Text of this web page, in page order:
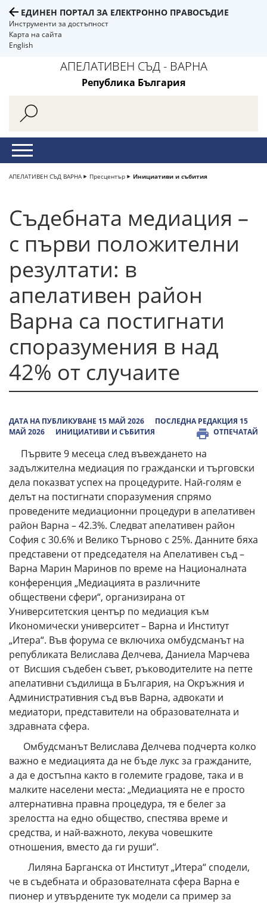
ЕДИНЕН ПОРТАЛ ЗА ЕЛЕКТРОННО ПРАВОСЪДИЕ
Инструменти за достъпност
Карта на сайта
English
АПЕЛАТИВЕН СЪД - ВАРНА
Република България
АПЕЛАТИВЕН СЪД ВАРНА Пресцентър Инициативи и събития
Съдебната медиация –
с първи положителни
резултати: в
апелативен район
Варна са постигнати
споразумения в над
42% от случаите
ДАТА НА ПУБЛИКУВАНЕ 15 МАЙ 2026
ПОСЛЕДНА РЕДАКЦИЯ 15
МАЙ 2026
ИНИЦИАТИВИ И СЪБИТИЯ ОТПЕЧАТАЙ
Първите 9 месеца след въвеждането на
задължителна медиация по граждански и търговски
дела показват успех на процедурите. Най-голям е
делът на постигнати споразумения спрямо
проведенитe медиационни процедури в апелативен
район Варна – 42.3%. Следват апелативен район
София с 30.6% и Велико Търново с 25%. Данните бяха
представени от председателя на Апелативен съд –
Варна Марин Маринов по време на Националната
конференция „Медиацията в различните
обществени сфери“, организирана от
Университетския център по медиация към
Икономически университет – Варна и Институт
„Итера“. Във форума се включиха омбудсманът на
републиката Велислава Делчева, Даниела Марчева
от Висшия съдебен съвет, ръководителите на петте
апелативни съдилища в България, на Окръжния и
Административния съд във Варна, адвокати и
медиатори, представители на образователната и
здравната сфера.
Омбудсманът Велислава Делчева подчерта колко
важно е медиацията да не бъде лукс за гражданите,
а да е достъпна както в големите градове, така и в
малките населени места: „Медиацията не е просто
алтернативна правна процедура, тя е белег за
зрелостта на едно общество, спестява време и
средства, и най-важното, лекува човешките
отношения, вместо да ги руши“.
Лиляна Барганска от Институт „Итера“ сподели,
че в съдебната и образователната сфера Варна е
пионер и утвърдените тук модели са пример за